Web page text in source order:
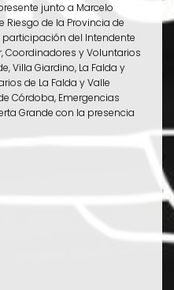
junto a Marcelo
Riesgo de la Provincia de
del Intendente
Coordinadores y Voluntarios
Villa Giardino, La Falda y
de La Falda y Valle
Córdoba, Emergencias
Grande con la presencia